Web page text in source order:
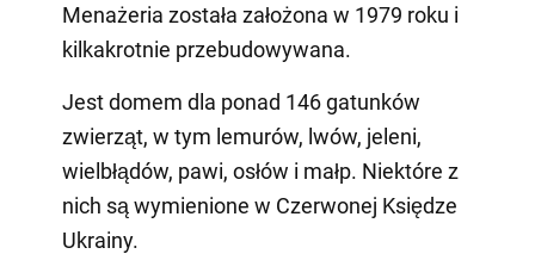
Menażeria została założona w 1979 roku i
kilkakrotnie przebudowywana.
Jest domem dla ponad 146 gatunków
zwierząt, w tym lemurów, lwów, jeleni,
wielbłądów, pawi, osłów i małp. Niektóre z
nich są wymienione w Czerwonej Księdze
Ukrainy.